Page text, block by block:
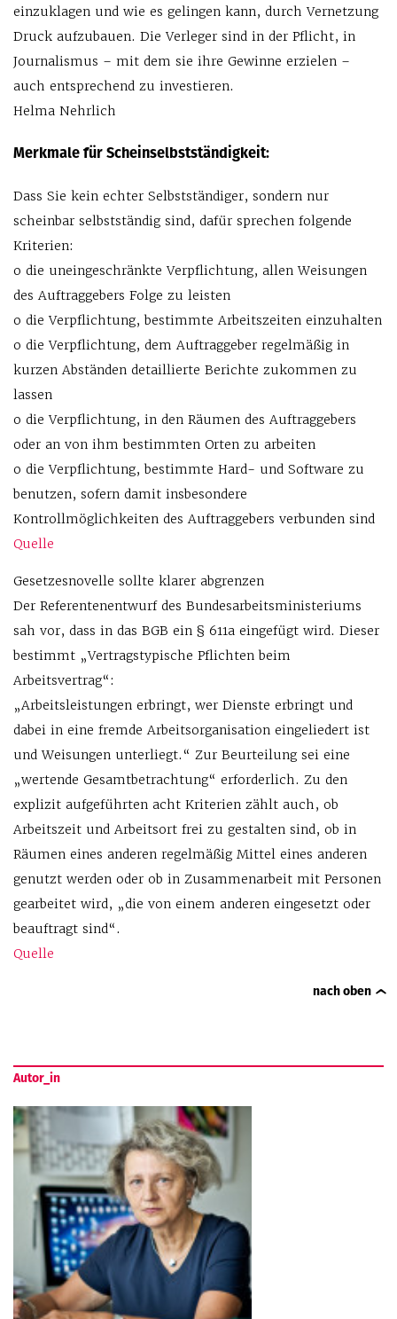
einzuklagen und wie es gelingen kann, durch Vernetzung
Druck aufzubauen. Die Verleger sind in der Pflicht, in
Journalismus – mit dem sie ihre Gewinne erzielen –
auch entsprechend zu investieren.
Helma Nehrlich
Merkmale für Scheinselbstständigkeit:
Dass Sie kein echter Selbstständiger, sondern nur
scheinbar selbstständig sind, dafür sprechen folgende
Kriterien:
o die uneingeschränkte Verpflichtung, allen Weisungen
des Auftraggebers Folge zu leisten
o die Verpflichtung, bestimmte Arbeitszeiten einzuhalten
o die Verpflichtung, dem Auftraggeber regelmäßig in
kurzen Abständen detaillierte Berichte zukommen zu
lassen
o die Verpflichtung, in den Räumen des Auftraggebers
oder an von ihm bestimmten Orten zu arbeiten
o die Verpflichtung, bestimmte Hard- und Software zu
benutzen, sofern damit insbesondere
Kontrollmöglichkeiten des Auftraggebers verbunden sind
Quelle
Gesetzesnovelle sollte klarer abgrenzen
Der Referentenentwurf des Bundesarbeitsministeriums
sah vor, dass in das BGB ein § 611a eingefügt wird. Dieser
bestimmt „Vertragstypische Pflichten beim
Arbeitsvertrag“:
„Arbeitsleistungen erbringt, wer Dienste erbringt und
dabei in eine fremde Arbeitsorganisation eingeliedert ist
und Weisungen unterliegt.“ Zur Beurteilung sei eine
„wertende Gesamtbetrachtung“ erforderlich. Zu den
explizit aufgeführten acht Kriterien zählt auch, ob
Arbeitszeit und Arbeitsort frei zu gestalten sind, ob in
Räumen eines anderen regelmäßig Mittel eines anderen
genutzt werden oder ob in Zusammenarbeit mit Personen
gearbeitet wird, „die von einem anderen eingesetzt oder
beauftragt sind“.
Quelle
nach oben
Autor_in